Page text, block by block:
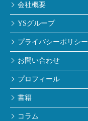
会社概要
YSグループ
プライバシーポリシー
お問い合わせ
プロフィール
書籍
コラム